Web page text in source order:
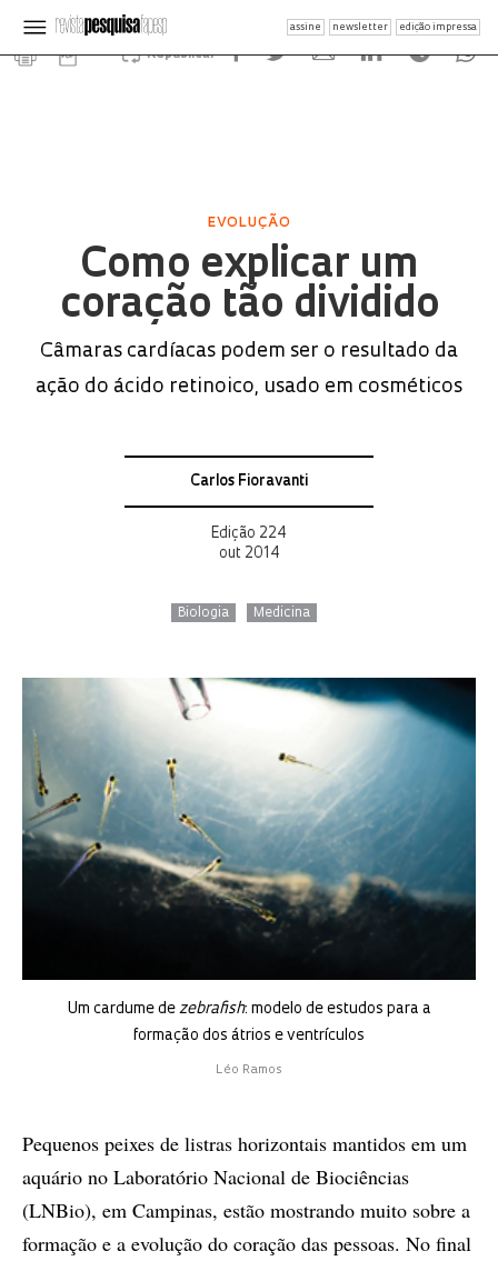
assine newsletter edição impressa
Republicar
EVOLUÇÃO
Como explicar um
coração tão dividido
Câmaras cardíacas podem ser o resultado da
ação do ácido retinoico, usado em cosméticos
Carlos Fioravanti
Edição 224
out 2014
Biologia Medicina
Um cardume de zebrafish: modelo de estudos para a
formação dos átrios e ventrículos
Léo Ramos
Pequenos peixes de listras horizontais mantidos em um
aquário no Laboratório Nacional de Biociências
(LNBio), em Campinas, estão mostrando muito sobre a
formação e a evolução do coração das pessoas. No final